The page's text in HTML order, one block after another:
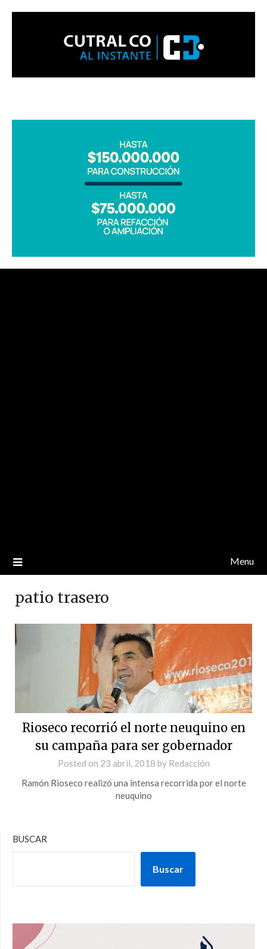
Menu
patio trasero
Rioseco recorrió el norte neuquino en
su campaña para ser gobernador
Posted on 23 abril, 2018 by Redacción
Ramón Rioseco realizó una intensa recorrida por el norte
neuquino
BUSCAR
Buscar